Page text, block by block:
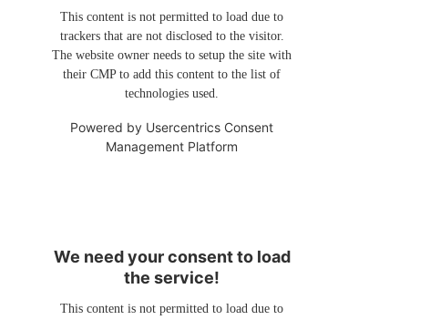
This content is not permitted to load due to
trackers that are not disclosed to the visitor.
The website owner needs to setup the site with
their CMP to add this content to the list of
technologies used.
Powered by Usercentrics Consent
Management Platform
We need your consent to load
the service!
This content is not permitted to load due to